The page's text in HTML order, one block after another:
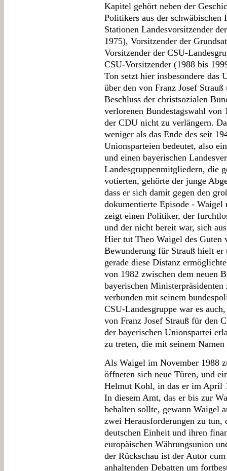
Kapitel gehört neben der
Politikers aus der
Stationen Landesvorsitzender
1975), Vorsitzender der
Vorsitzender der CSU-
CSU-Vorsitzender (1988 bis
Ton setzt hier insbesondere
über den von Franz Josef
Beschluss der christsozialen
verlorenen Bundestagswahl
der CDU nicht zu verlängern.
weniger als das Ende des seit
Unionsparteien bedeutet, also
und einen bayerischen
Landesgruppenmitgliedern, die
votierten, gehörte der junge
dass er sich damit gegen den
dokumentierte Episode - Waigel
zeigt einen Politiker, der
und der nicht bereit war, sich
Hier tut Theo Waigel des
Bewunderung für Strauß hielt
gerade diese Distanz
von 1982 zwischen dem neuen
bayerischen
verbunden mit seinem
CSU-Landesgruppe war es
von Franz Josef Strauß für den
der bayerischen Unionspartei
zu treten, die mit seinem
Als Waigel im November 1988
öffneten sich neue Türen, und
Helmut Kohl, in das er im April
In diesem Amt, das er bis zur
behalten sollte, gewann Waigel
zwei Herausforderungen zu tun,
deutschen Einheit und ihren
europäischen Währungsunion
der Rückschau ist der Autor
anhaltenden Debatten um